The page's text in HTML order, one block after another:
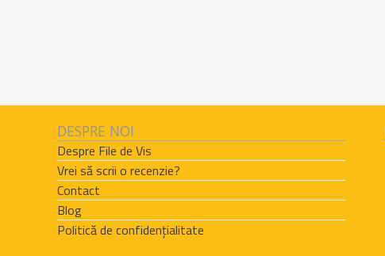
DESPRE NOI
Despre File de Vis
Vrei să scrii o recenzie?
Contact
Blog
Politică de confidențialitate